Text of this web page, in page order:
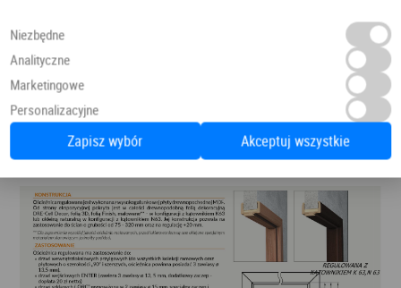
Niezbędne
Analityczne
Marketingowe
Personalizacyjne
Zapisz wybór Akceptuj wszystkie